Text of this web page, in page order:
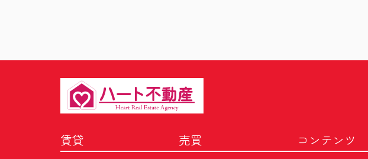
賃貸
売買
コンテンツ